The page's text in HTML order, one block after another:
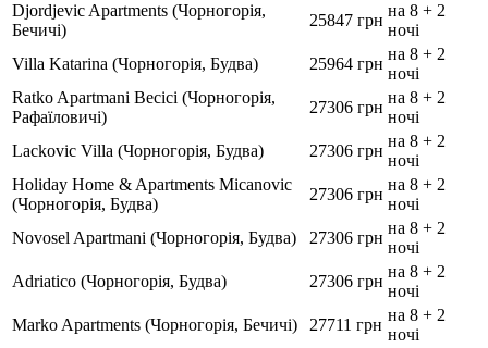
Djordjevic Apartments (Чорногорія,
Бечичі)
25847 грн
на 8 + 2
ночі
Villa Katarina (Чорногорія, Будва)
25964 грн
на 8 + 2
ночі
Ratko Apartmani Beсiсi (Чорногорія,
Рафаїловичі)
27306 грн
на 8 + 2
ночі
Lackovic Villa (Чорногорія, Будва)
27306 грн
на 8 + 2
ночі
Holiday Home & Apartments Micanovic
(Чорногорія, Будва)
27306 грн
на 8 + 2
ночі
Novosel Apartmani (Чорногорія, Будва)
27306 грн
на 8 + 2
ночі
Adriatico (Чорногорія, Будва)
27306 грн
на 8 + 2
ночі
Marko Apartments (Чорногорія, Бечичі)
27711 грн
на 8 + 2
ночі